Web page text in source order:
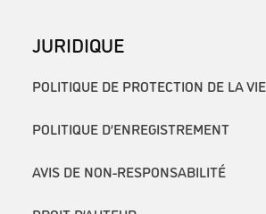
JURIDIQUE
POLITIQUE DE PROTECTION DE LA
POLITIQUE D’ENREGISTREMENT
AVIS DE NON-RESPONSABILITÉ